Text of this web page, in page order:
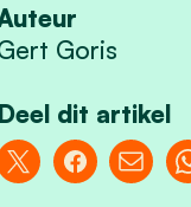
Goris
Deel dit artikel